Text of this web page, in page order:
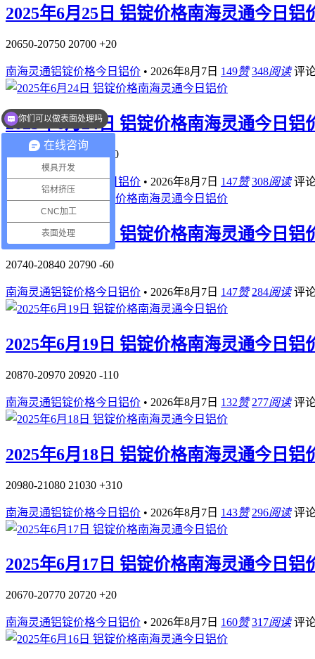
2025年6月25日 铝锭价格南海灵通今日铝
20650-20750 20700 +20
南海灵通铝锭价格今日铝价 • 2026年8月7日 149赞 348阅读 评
2025年6月24日 铝锭价格南海灵通今日铝
20630-20730 20680 -110
南海灵通铝锭价格今日铝价 • 2026年8月7日 147赞 308阅读 评
2025年6月23日 铝锭价格南海灵通今日铝
20740-20840 20790 -60
南海灵通铝锭价格今日铝价 • 2026年8月7日 147赞 284阅读 评
2025年6月19日 铝锭价格南海灵通今日铝
20870-20970 20920 -110
南海灵通铝锭价格今日铝价 • 2026年8月7日 132赞 277阅读 评
2025年6月18日 铝锭价格南海灵通今日铝
20980-21080 21030 +310
南海灵通铝锭价格今日铝价 • 2026年8月7日 143赞 296阅读 评
2025年6月17日 铝锭价格南海灵通今日铝
20670-20770 20720 +20
南海灵通铝锭价格今日铝价 • 2026年8月7日 160赞 317阅读 评
在线咨询
模具开发
铝材挤压
CNC加工
表面处理
你们可以做表面处理吗